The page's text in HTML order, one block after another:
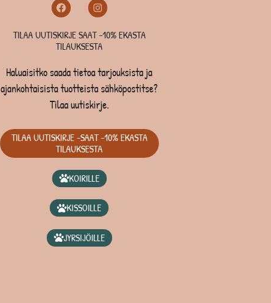
TILAA UUTISKIRJE SAAT -10% EKASTA
TILAUKSESTA
Haluaisitko saada tietoa tarjouksista ja
ajankohtaisista tuotteista sähköpostitse?
Tilaa uutiskirje.
TILAA UUTISKIRJE -SAAT -10% EKASTA
TILAUKSESTA
KOIRILLE
KISSOILLE
JYRSIJÖILLE